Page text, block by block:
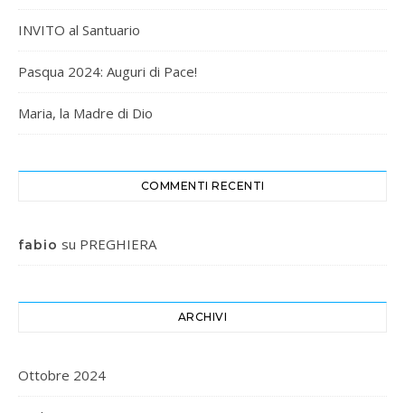
INVITO al Santuario
Pasqua 2024: Auguri di Pace!
Maria, la Madre di Dio
COMMENTI RECENTI
fabio su PREGHIERA
ARCHIVI
Ottobre 2024